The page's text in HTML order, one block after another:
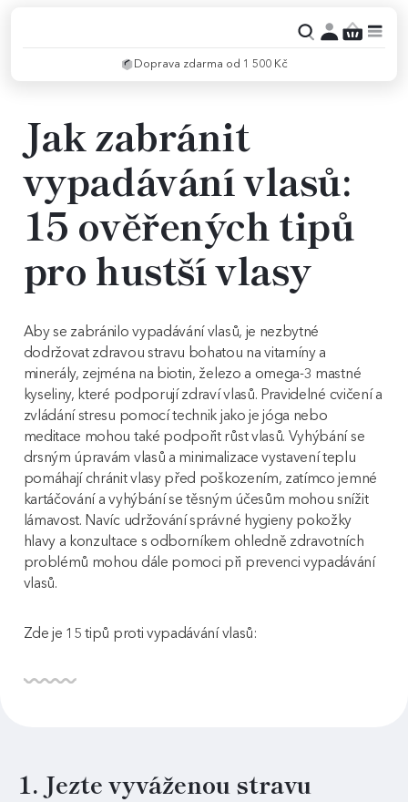
Doprava zdarma od 1 500 Kč
Jak zabránit
vypadávání vlasů:
15 ověřených tipů
pro hustší vlasy
Aby se zabránilo vypadávání vlasů, je nezbytné
dodržovat zdravou stravu bohatou na vitamíny a
minerály, zejména na biotin, železo a omega-3 mastné
kyseliny, které podporují zdraví vlasů. Pravidelné cvičení a
zvládání stresu pomocí technik jako je jóga nebo
meditace mohou také podpořit růst vlasů. Vyhýbání se
drsným úpravám vlasů a minimalizace vystavení teplu
pomáhají chránit vlasy před poškozením, zatímco jemné
kartáčování a vyhýbání se těsným účesům mohou snížit
lámavost. Navíc udržování správné hygieny pokožky
hlavy a konzultace s odborníkem ohledně zdravotních
problémů mohou dále pomoci při prevenci vypadávání
vlasů.
Zde je 15 tipů proti vypadávání vlasů:
1. Jezte vyváženou stravu